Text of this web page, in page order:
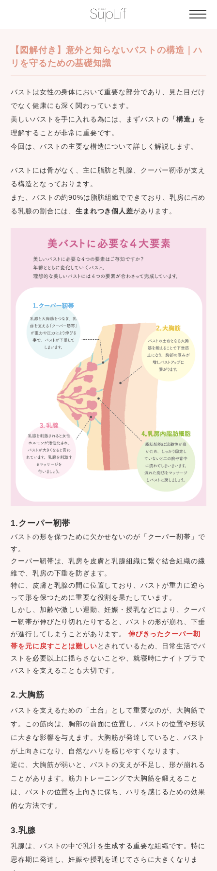
【図解付き】意外と知らないバストの構造｜ハ
リを守るための基礎知識
バストは女性の身体において重要な部分であり、見た目だけ
でなく健康にも深く関わっています。
美しいバストを手に入れる為には、まずバストの 「構造」 を
理解することが非常に重要です。
今回は、バストの主要な構造について詳しく解説します。
バストには骨がなく、主に脂肪と乳腺、クーパー靭帯が支え
る構造となっております。
また、バストの約90%は脂肪組織でできており、乳房に占め
る乳腺の割合には、生まれつき個人差があります。
1.クーパー靭帯
バストの形を保つために欠かせないのが「クーパー靭帯」で
す。
クーパー靭帯は、乳房を皮膚と乳腺組織に繋ぐ結合組織の繊
維で、乳房の下垂を防ぎます。
特に、皮膚と乳腺の間に位置しており、バストが重力に逆ら
って形を保つために重要な役割を果たしています。
しかし、加齢や激しい運動、妊娠・授乳などにより、クーパ
ー靭帯が伸びたり切れたりすると、バストの形が崩れ、下垂
が進行してしまうことがあります。 伸びきったクーパー靭
帯を元に戻すことは難しいとされているため、日常生活でバ
ストを必要以上に揺らさないことや、就寝時にナイトブラで
バストを支えることも大切です。
2.大胸筋
バストを支えるための「土台」として重要なのが、大胸筋で
す。この筋肉は、胸部の前面に位置し、バストの位置や形状
に大きな影響を与えます。大胸筋が発達していると、バスト
が上向きになり、自然なハリを感じやすくなります。
逆に、大胸筋が弱いと、バストの支えが不足し、形が崩れる
ことがあります。筋力トレーニングで大胸筋を鍛えること
は、バストの位置を上向きに保ち、ハリを感じるための効果
的な方法です。
3.乳腺
乳腺は、バストの中で乳汁を生成する重要な組織です。特に
思春期に発達し、妊娠や授乳を通じてさらに大きくなりま